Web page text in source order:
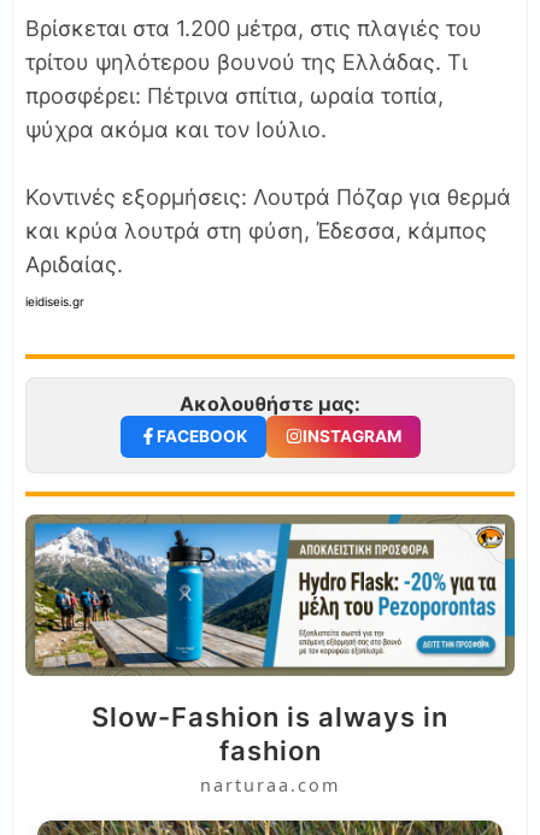
Βρίσκεται στα 1.200 μέτρα, στις πλαγιές του
τρίτου ψηλότερου βουνού της Ελλάδας. Τι
προσφέρει: Πέτρινα σπίτια, ωραία τοπία,
ψύχρα ακόμα και τον Ιούλιο.
Κοντινές εξορμήσεις: Λουτρά Πόζαρ για θερμά
και κρύα λουτρά στη φύση, Έδεσσα, κάμπος
Αριδαίας.
ieidiseis.gr
Ακολουθήστε μας:
FACEBOOK INSTAGRAM
Slow-Fashion is always in
fashion
narturaa.com